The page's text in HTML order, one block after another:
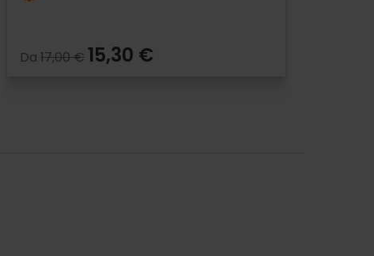
Da 17,00 €15,30 €